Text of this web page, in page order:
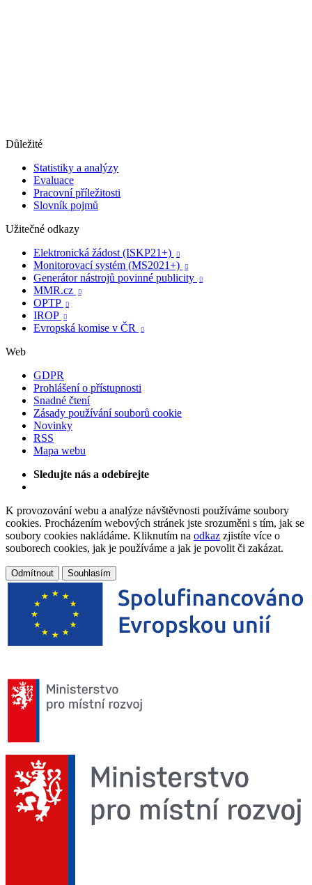
Důležité
Statistiky a analýzy
Evaluace
Pracovní příležitosti
Slovník pojmů
Užitečné odkazy
Elektronická žádost (ISKP21+)

Monitorovací systém (MS2021+) 
Generátor nástrojů povinné publicity 
MMR.cz 
OPTP 
IROP 
Evropská komise v ČR 
Web
GDPR
Prohlášení o přístupnosti
Snadné čtení
Zásady používání souborů cookie
Novinky
RSS
Mapa webu
Sledujte nás a odebírejte
K provozování webu a analýze návštěvnosti používáme soubory
cookies. Procházením webových stránek jste srozuměni s tím, jak se
soubory cookies nakládáme. Kliknutím na odkaz zjistíte více o
souborech cookies, jak je používáme a jak je povolit či zakázat.
Odmítnout Souhlasím